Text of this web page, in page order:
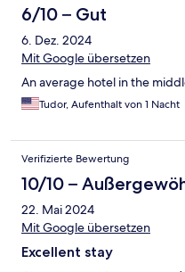
6/10 – Gut
6. Dez. 2024
Mit Google übersetzen
An average hotel in the
Tudor, Aufenthalt von 1 Nacht
Verifizierte Bewertung
10/10 –
22. Mai 2024
Mit Google übersetzen
Excellent stay